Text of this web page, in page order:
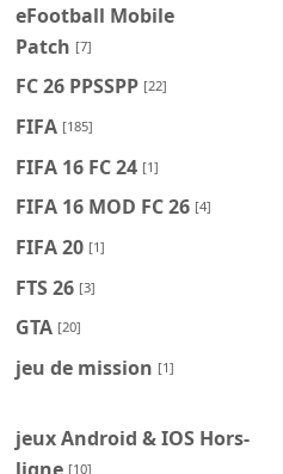
eFootball Mobile
Patch [7]
FC 26 PPSSPP [22]
FIFA [185]
FIFA 16 FC 24 [1]
FIFA 16 MOD FC 26 [4]
FIFA 20 [1]
FTS 26 [3]
GTA [20]
jeu de mission [1]
jeux Android & IOS Hors-
ligne [10]